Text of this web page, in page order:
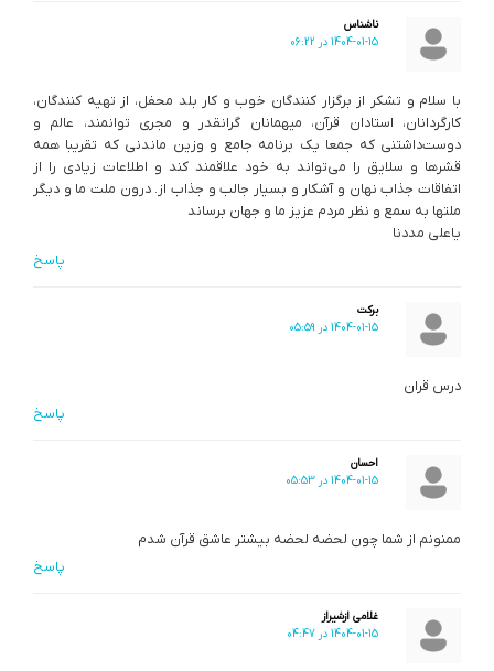
ناشناس
1404-01-15 در 06:22
با سلام و تشکر از برگزار کنندگان خوب و کار بلد محفل، از تهیه کنندگان،
کارگردانان، استادان قرآن، میهمانان گرانقدر و مجری توانمند، عالم و
دوست‌داشتنی که جمعا یک برنامه جامع و وزین ماندنی که تقریبا همه
قشرها و سلایق را می‌تواند به خود علاقمند کند و اطلاعات زیادی را از
اتفاقات جذاب نهان و آشکار و بسیار جالب و جذاب از. درون ملت ما و دیگر
ملتها به سمع و نظر مردم عزیز ما و جهان برساند
یاعلی مددنا
پاسخ
برکت
1404-01-15 در 05:59
درس قران
پاسخ
احسان
1404-01-15 در 05:53
ممنونم از شما چون لحضه لحضه بیشتر عاشق قرآن شدم
پاسخ
غلامی ازشیراز
1404-01-15 در 04:47